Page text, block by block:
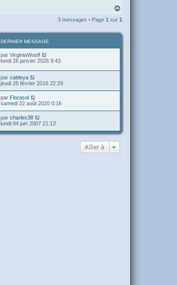
u
3 messages • Page 1 sur 1
DERNIER MESSAGE
par VirginiaWoolf
lundi 26 janvier 2026 9:43
par cattleya
jeudi 25 février 2016 22:29
par Florasol
samedi 22 août 2020 0:16
par charles38
lundi 04 juin 2007 21:13
Aller à